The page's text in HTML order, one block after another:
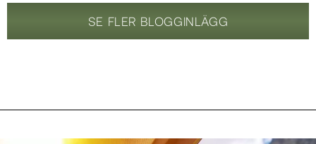
SE FLER BLOGGINLÄGG